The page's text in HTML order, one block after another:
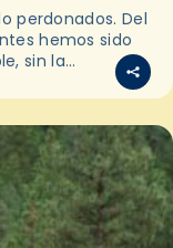
perdonados. Del
hemos sido
sin la
perdonados o